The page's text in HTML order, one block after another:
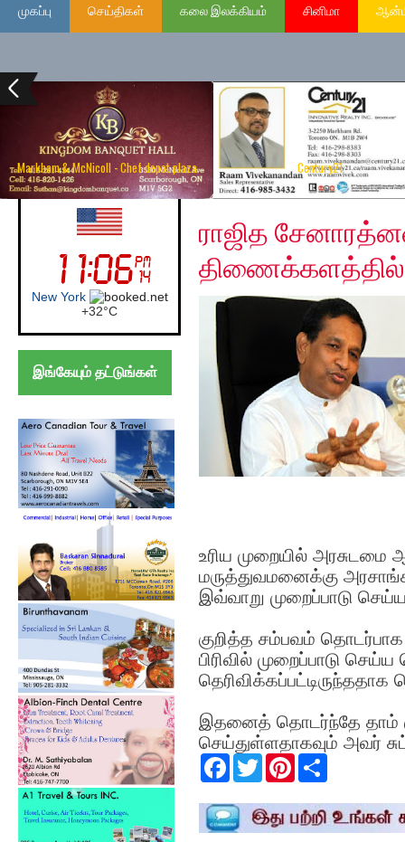
முகப்பு செய்திகள் கலை இலக்கியம் சினிமா
Markham & McNicoll - Chef depot plaza Century21
UK (London)
London
+21°C
இங்கேயும் தட்டுங்கள்
Saturday, December
ராஜித
திணைக்களத்தில்
உரிய முறையில்
மருத்துவமனைக்கு
இவ்வாறு முறைப்பாடு
குறித்த சம்பவம்
பிரிவில் முறைப்பாடு
இதனைத் தொடர்ந்தே தாம்
செய்துள்ளதாகவும் அவர்
F
e
b
o
T
w
t
t
e
P
t
e
r
r
e